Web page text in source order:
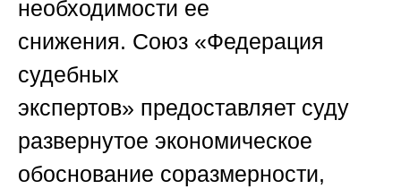
необходимости ее
снижения. Союз «Федерация
судебных
экспертов» предоставляет суду
развернутое экономическое
обоснование соразмерности,